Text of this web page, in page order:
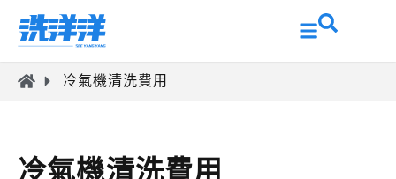
冷氣機清洗費用
冷氣機清洗費用